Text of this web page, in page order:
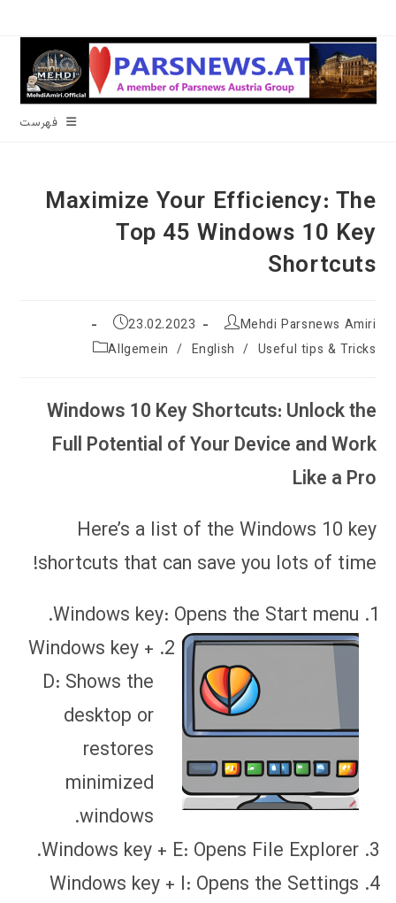
محتوا
فهرست
Maximize Your Efficiency: The
Top 45 Windows 10 Key
Shortcuts
نویسندهٔ
Mehdi Parsnews Amiri
نوشته
شده
23.02.2023
دسته‌
Allgemein / English / Useful tips & Tricks
Windows 10 Key Shortcuts: Unlock the
Full Potential of Your Device and Work
Like a Pro
Here’s a list of the Windows 10 key
shortcuts that can save you lots of time!
Windows key: Opens the Start menu.
Windows key +
D: Shows the
desktop or
restores
minimized
windows.
Windows key + E: Opens File Explorer.
Windows key + I: Opens the Settings